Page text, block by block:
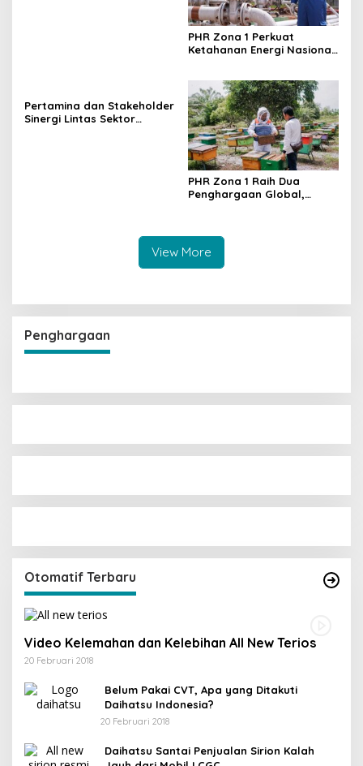
PHR Zona 1 Perkuat
Ketahanan Energi Nasional,
Baru di Sumatera
Pertamina dan Stakeholder
Sinergi Lintas Sektor
PHR Zona 1 Raih Dua
Penghargaan Global,
View More
Penghargaan
Otomatif Terbaru
Video Kelemahan dan Kelebihan All New Terios
20 Februari 2018
Belum Pakai CVT, Apa yang Ditakuti
Daihatsu Indonesia?
20 Februari 2018
Daihatsu Santai Penjualan Sirion Kalah